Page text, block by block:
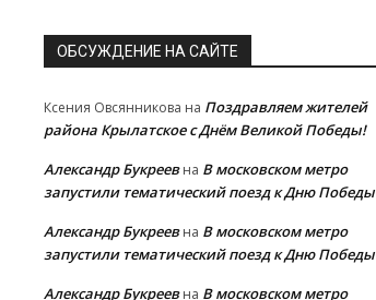
ОБСУЖДЕНИЕ НА САЙТЕ
Ксения Овсянникова на Поздравляем жителей
района Крылатское с Днём Великой Победы!
Александр Букреевна В московском метро
запустили тематический поезд к Дню Победы
Александр Букреевна В московском метро
запустили тематический поезд к Дню Победы
Александр Букреевна В московском метро